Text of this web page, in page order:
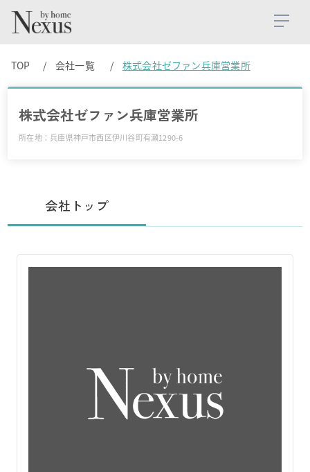
TOP 会社一覧 株式会社ゼファン兵庫営業所
株式会社ゼファン兵庫営業所
所在地：兵庫県神戸市西区伊川谷町有瀬1290-6
会社トップ